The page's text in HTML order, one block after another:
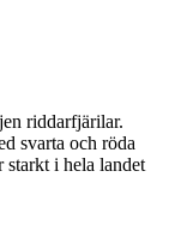
riddarfjärilar.
svarta och röda
starkt i hela landet